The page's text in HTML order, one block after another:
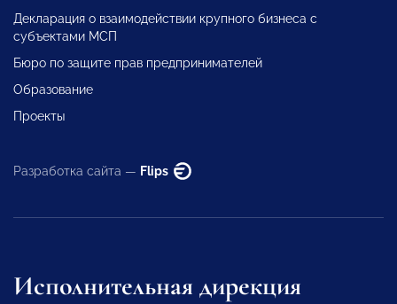
Декларация о взаимодействии крупного бизнеса с
субъектами МСП
Бюро по защите прав предпринимателей
Образование
Проекты
Разработка сайта — Flips
Исполнительная дирекция